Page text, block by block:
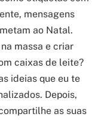
mensagens
ao Natal.
massa e criar
caixas de leite?
ideias que eu te
Depois,
as suas